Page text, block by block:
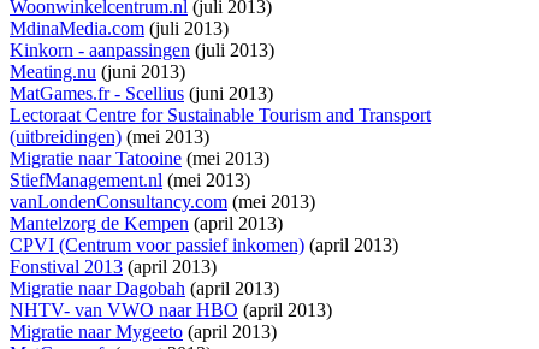
Woonwinkelcentrum.nl (juli 2013)
MdinaMedia.com (juli 2013)
Kinkorn - aanpassingen (juli 2013)
Meating.nu (juni 2013)
MatGames.fr - Scellius (juni 2013)
Lectoraat Centre for Sustainable Tourism and Transport
(uitbreidingen) (mei 2013)
Migratie naar Tatooine (mei 2013)
StiefManagement.nl (mei 2013)
vanLondenConsultancy.com (mei 2013)
Mantelzorg de Kempen (april 2013)
CPVI (Centrum voor passief inkomen) (april 2013)
Fonstival 2013 (april 2013)
Migratie naar Dagobah (april 2013)
NHTV- van VWO naar HBO (april 2013)
Migratie naar Mygeeto (april 2013)